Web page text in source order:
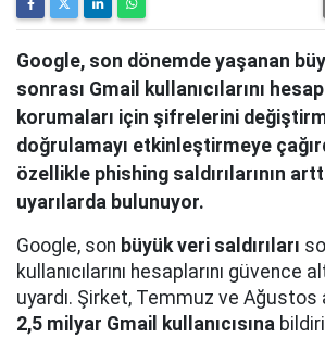
Google, son dönemde yaşanan
sonrası Gmail kullanıcılarını
korumaları için şifrelerini
doğrulamayı etkinleştirmeye
özellikle phishing saldırılarının
uyarılarda bulunuyor.
Google, son büyük veri saldırıları
kullanıcılarını hesaplarını güvence
uyardı. Şirket, Temmuz ve Ağustos
2,5 milyar Gmail kullanıcısına